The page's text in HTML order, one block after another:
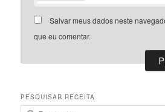
Salvar meus dados neste
que eu comentar.
PESQUISAR RECEITA